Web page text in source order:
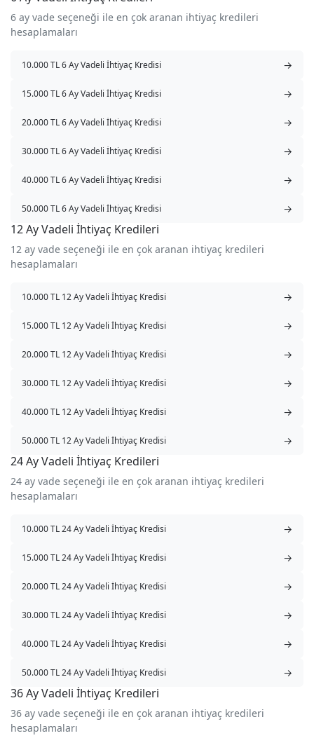
6 ay vade seçeneği ile en çok aranan ihtiyaç kredileri
hesaplamaları
10.000 TL 6 Ay Vadeli İhtiyaç Kredisi →
15.000 TL 6 Ay Vadeli İhtiyaç Kredisi →
20.000 TL 6 Ay Vadeli İhtiyaç Kredisi →
30.000 TL 6 Ay Vadeli İhtiyaç Kredisi →
40.000 TL 6 Ay Vadeli İhtiyaç Kredisi →
50.000 TL 6 Ay Vadeli İhtiyaç Kredisi →
12 Ay Vadeli İhtiyaç Kredileri
12 ay vade seçeneği ile en çok aranan ihtiyaç kredileri
hesaplamaları
10.000 TL 12 Ay Vadeli İhtiyaç Kredisi →
15.000 TL 12 Ay Vadeli İhtiyaç Kredisi →
20.000 TL 12 Ay Vadeli İhtiyaç Kredisi →
30.000 TL 12 Ay Vadeli İhtiyaç Kredisi →
40.000 TL 12 Ay Vadeli İhtiyaç Kredisi →
50.000 TL 12 Ay Vadeli İhtiyaç Kredisi →
24 Ay Vadeli İhtiyaç Kredileri
24 ay vade seçeneği ile en çok aranan ihtiyaç kredileri
hesaplamaları
10.000 TL 24 Ay Vadeli İhtiyaç Kredisi →
15.000 TL 24 Ay Vadeli İhtiyaç Kredisi →
20.000 TL 24 Ay Vadeli İhtiyaç Kredisi →
30.000 TL 24 Ay Vadeli İhtiyaç Kredisi →
40.000 TL 24 Ay Vadeli İhtiyaç Kredisi →
50.000 TL 24 Ay Vadeli İhtiyaç Kredisi →
36 Ay Vadeli İhtiyaç Kredileri
36 ay vade seçeneği ile en çok aranan ihtiyaç kredileri
hesaplamaları